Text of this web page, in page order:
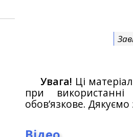
Увага! Ці
при
обов’язкове.